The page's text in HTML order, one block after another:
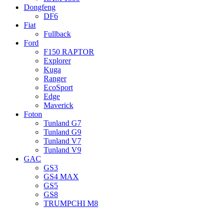
Dongfeng
DF6
Fiat
Fullback
Ford
F150 RAPTOR
Explorer
Kuga
Ranger
EcoSport
Edge
Maverick
Foton
Tunland G7
Tunland G9
Tunland V7
Tunland V9
GAC
GS3
GS4 MAX
GS5
GS8
TRUMPCHI M8